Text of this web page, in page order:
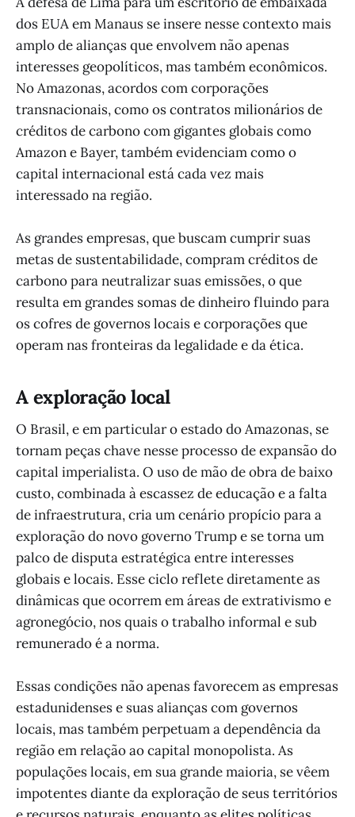
dos EUA em Manaus se insere nesse contexto mais
amplo de alianças que envolvem não apenas
interesses geopolíticos, mas também econômicos.
No Amazonas, acordos com corporações
transnacionais, como os contratos milionários de
créditos de carbono com gigantes globais como
Amazon e Bayer, também evidenciam como o
capital internacional está cada vez mais
interessado na região.
As grandes empresas, que buscam cumprir suas
metas de sustentabilidade, compram créditos de
carbono para neutralizar suas emissões, o que
resulta em grandes somas de dinheiro fluindo para
os cofres de governos locais e corporações que
operam nas fronteiras da legalidade e da ética.
A exploração local
O Brasil, e em particular o estado do Amazonas, se
tornam peças chave nesse processo de expansão do
capital imperialista. O uso de mão de obra de baixo
custo, combinada à escassez de educação e a falta
de infraestrutura, cria um cenário propício para a
exploração do novo governo Trump e se torna um
palco de disputa estratégica entre interesses
globais e locais. Esse ciclo reflete diretamente as
dinâmicas que ocorrem em áreas de extrativismo e
agronegócio, nos quais o trabalho informal e sub
remunerado é a norma.
Essas condições não apenas favorecem as empresas
estadunidenses e suas alianças com governos
locais, mas também perpetuam a dependência da
região em relação ao capital monopolista. As
populações locais, em sua grande maioria, se vêem
impotentes diante da exploração de seus territórios